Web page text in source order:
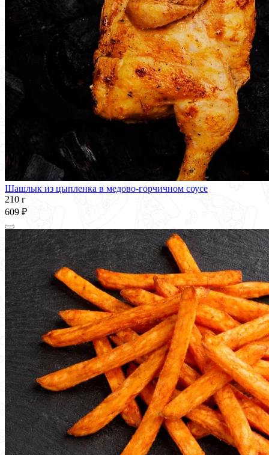
Шашлык из цыпленка в медово-горчичном соусе
210 г
609 ₽